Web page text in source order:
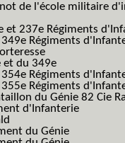
de l'école militaire
et 237e Régiments
Régiments
et du 349e
Régiments
Régiments
du Génie 82 Cie
d'Infanterie
du Génie